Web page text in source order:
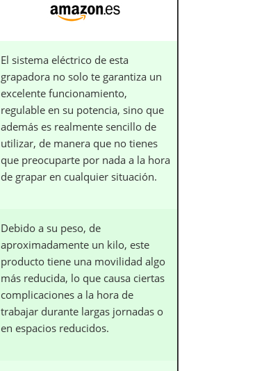
El sistema eléctrico de esta
grapadora no solo te garantiza un
excelente funcionamiento,
regulable en su potencia, sino que
además es realmente sencillo de
utilizar, de manera que no tienes
que preocuparte por nada a la hora
de grapar en cualquier situación.
Debido a su peso, de
aproximadamente un kilo, este
producto tiene una movilidad algo
más reducida, lo que causa ciertas
complicaciones a la hora de
trabajar durante largas jornadas o
en espacios reducidos.